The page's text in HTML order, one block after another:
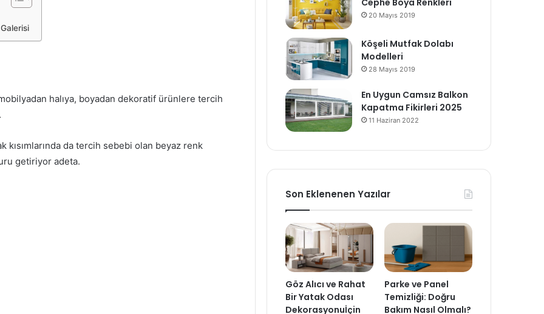
halıya, boyadan dekoratif ürünlere tercih
kısımlarında da tercih sebebi olan beyaz renk
getiriyor adeta.
Cephe Boya Renkleri
20 Mayıs 2019
Köşeli Mutfak Dolabı
Modelleri
28 Mayıs 2019
En Uygun Camsız Balkon
Kapatma Fikirleri 2025
11 Haziran 2022
Son Eklenenen Yazılar
Göz Alıcı ve Rahat
Bir Yatak Odası
Dekorasyonuİçin
Parke ve Panel
Temizliği: Doğru
Bakım Nasıl Olmalı?